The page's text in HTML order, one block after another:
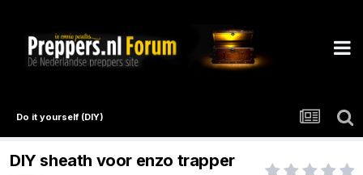
Do it yourself (DIY)
DIY sheath voor enzo trapper